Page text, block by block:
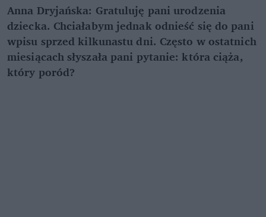
Anna Dryjańska: Gratuluję pani urodzenia
dziecka. Chciałabym jednak odnieść się do pani
wpisu sprzed kilkunastu dni. Często w ostatnich
miesiącach słyszała pani pytanie: która ciąża,
który poród?